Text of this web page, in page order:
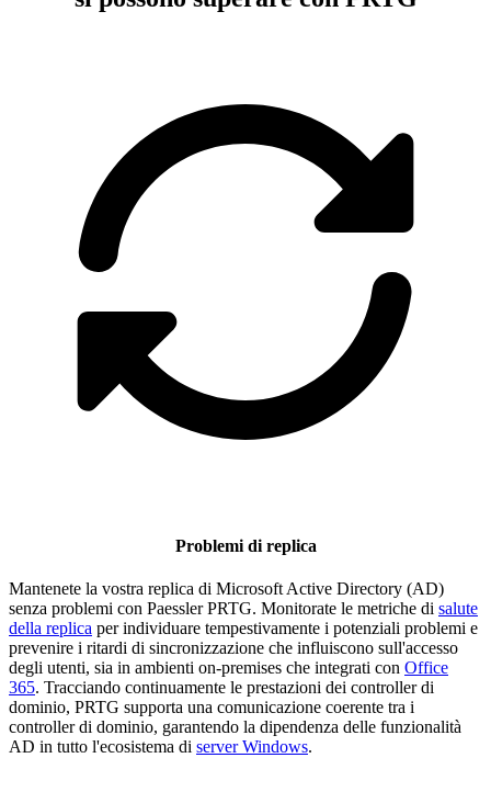
Problemi di replica
Mantenete la vostra replica di Microsoft Active Directory (AD)
senza problemi con Paessler PRTG. Monitorate le metriche di salute
della replica per individuare tempestivamente i potenziali problemi e
prevenire i ritardi di sincronizzazione che influiscono sull'accesso
degli utenti, sia in ambienti on-premises che integrati con Office
365. Tracciando continuamente le prestazioni dei controller di
dominio, PRTG supporta una comunicazione coerente tra i
controller di dominio, garantendo la dipendenza delle funzionalità
AD in tutto l'ecosistema di server Windows.